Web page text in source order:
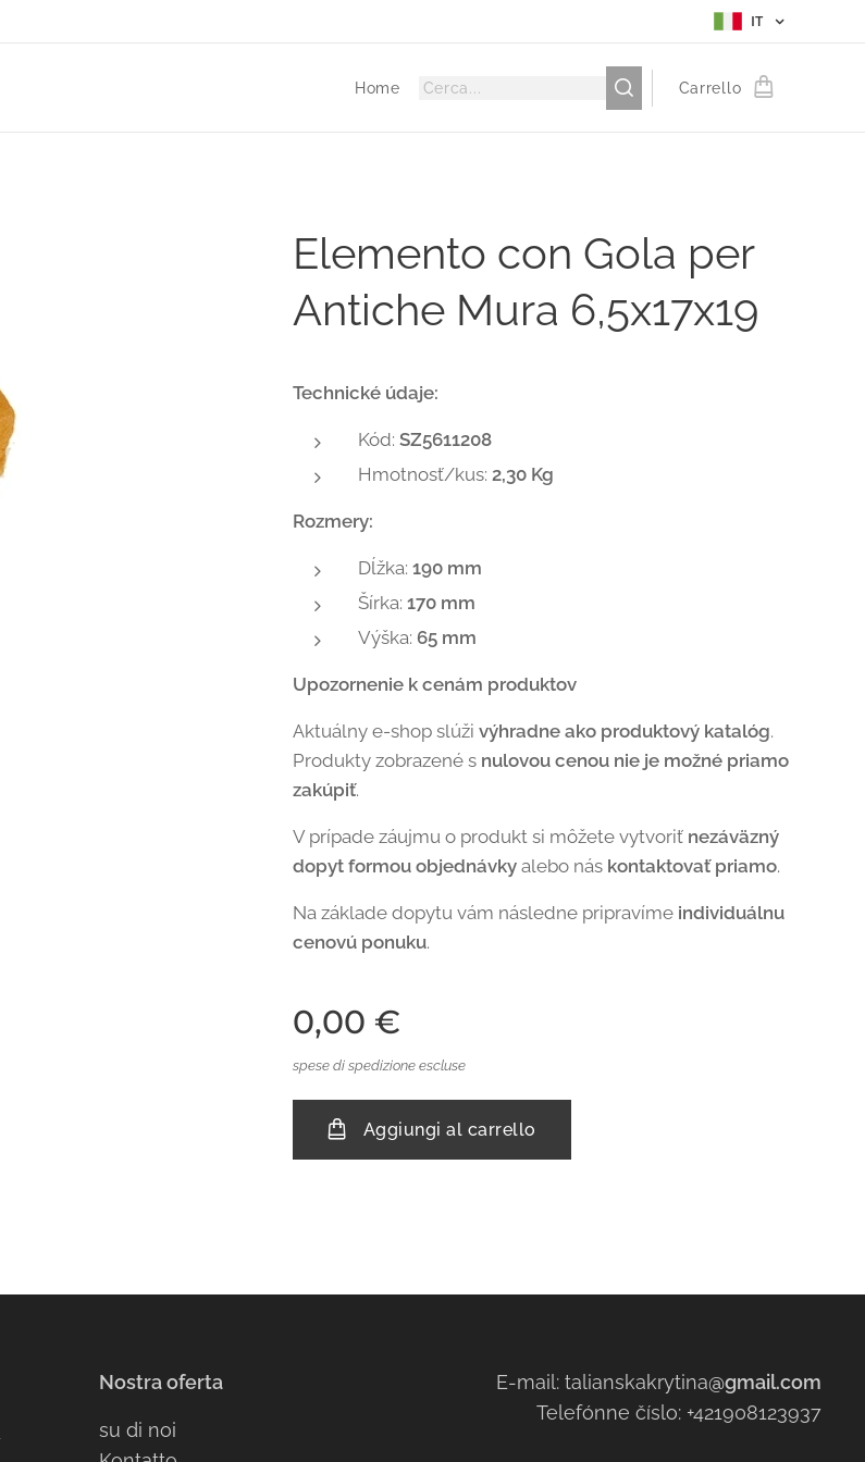
IT
Home Carrello
Elemento con Gola per
Antiche Mura 6,5x17x19
Technické údaje:
Kód:SZ5611208
Hmotnosť/kus:2,30 Kg
Rozmery:
Dĺžka:190 mm
Šírka:170 mm
Výška: 65 mm
Upozornenie k cenám produktov
Aktuálny e-shop slúživýhradne ako produktový katalóg.
Produkty zobrazené s nulovou cenou nie je možné priamo
zakúpiť.
V prípade záujmu o produkt si môžete vytvoriť nezáväzný
dopyt formou objednávky alebo nás kontaktovať priamo.
Na základe dopytu vám následne pripravíme individuálnu
cenovú ponuku.
0,00 €
spese di spedizione escluse
Aggiungi al carrello
Nostra oferta
su di noi
E-mail: talianskakrytina@gmail.com
Telefónne číslo: +421908123937